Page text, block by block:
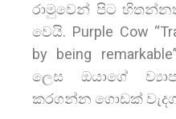
රාමුවෙන් පිට
වෙයි. Purple Cow
by being
ලෙස ඔයාගේ
කරගන්න ගොඩක්